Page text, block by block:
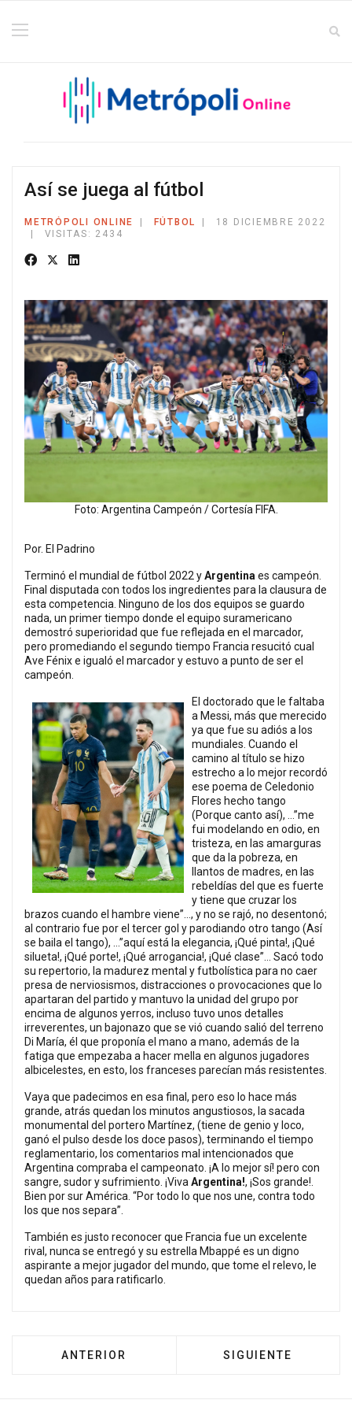
Así se juega al fútbol
METRÓPOLI ONLINE FÚTBOL
18 DICIEMBRE 2022
VISITAS: 2434
Foto: Argentina Campeón / Cortesía FIFA.
Por. El Padrino
Terminó el mundial de fútbol 2022 yArgentinaes campeón.
Final disputada con todos los ingredientes para la clausura de
esta competencia. Ninguno de los dos equipos se guardo
nada, un primer tiempo donde el equipo suramericano
demostró superioridad que fue reflejada en el marcador,
pero promediando el segundo tiempo Francia resucitó cual
Ave Fénix e igualó el marcador y estuvo a punto de ser el
campeón.
El doctorado que le faltaba
a Messi, más que merecido
ya que fue su adiós a los
mundiales. Cuando el
camino al título se hizo
estrecho a lo mejor recordó
ese poema de Celedonio
Flores hecho tango
(Porque canto así), …”me
fui modelando en odio, en
tristeza, en las amarguras
que da la pobreza, en
llantos de madres, en las
rebeldías del que es fuerte
y tiene que cruzar los
brazos cuando el hambre viene”…, y no se rajó, no desentonó;
al contrario fue por el tercer gol y parodiando otro tango (Así
se baila el tango), …”aquí está la elegancia, ¡Qué pinta!, ¡Qué
silueta!, ¡Qué porte!, ¡Qué arrogancia!, ¡Qué clase”… Sacó todo
su repertorio, la madurez mental y futbolística para no caer
presa de nerviosismos, distracciones o provocaciones que lo
apartaran del partido y mantuvo la unidad del grupo por
encima de algunos yerros, incluso tuvo unos detalles
irreverentes, un bajonazo que se vió cuando salió del terreno
Di María, él que proponía el mano a mano, además de la
fatiga que empezaba a hacer mella en algunos jugadores
albicelestes, en esto, los franceses parecían más resistentes.
Vaya que padecimos en esa final, pero eso lo hace más
grande, atrás quedan los minutos angustiosos, la sacada
monumental del portero Martínez, (tiene de genio y loco,
ganó el pulso desde los doce pasos), terminando el tiempo
reglamentario, los comentarios mal intencionados que
Argentina compraba el campeonato. ¡A lo mejor sí! pero con
sangre, sudor y sufrimiento. ¡VivaArgentina!, ¡Sos grande!.
Bien por sur América. “Por todo lo que nos une, contra todo
los que nos separa”.
También es justo reconocer que Francia fue un excelente
rival, nunca se entregó y su estrella Mbappé es un digno
aspirante a mejor jugador del mundo, que tome el relevo, le
quedan años para ratificarlo.
ARTÍCULO ANTERIOR: NUEVO PATROCINIO A
ANTERIOR ARTÍCULO
SIGUIENTE